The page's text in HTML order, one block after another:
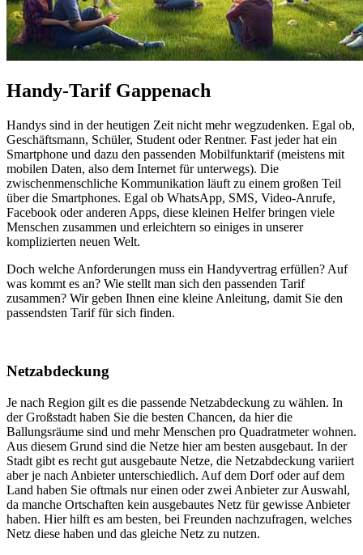
Handy-Tarif Gappenach
Handys sind in der heutigen Zeit nicht mehr wegzudenken. Egal ob,
Geschäftsmann, Schüler, Student oder Rentner. Fast jeder hat ein
Smartphone und dazu den passenden Mobilfunktarif (meistens mit
mobilen Daten, also dem Internet für unterwegs). Die
zwischenmenschliche Kommunikation läuft zu einem großen Teil
über die Smartphones. Egal ob WhatsApp, SMS, Video-Anrufe,
Facebook oder anderen Apps, diese kleinen Helfer bringen viele
Menschen zusammen und erleichtern so einiges in unserer
komplizierten neuen Welt.
Doch welche Anforderungen muss ein Handyvertrag erfüllen? Auf
was kommt es an? Wie stellt man sich den passenden Tarif
zusammen? Wir geben Ihnen eine kleine Anleitung, damit Sie den
passendsten Tarif für sich finden.
Netzabdeckung
Je nach Region gilt es die passende Netzabdeckung zu wählen. In
der Großstadt haben Sie die besten Chancen, da hier die
Ballungsräume sind und mehr Menschen pro Quadratmeter wohnen.
Aus diesem Grund sind die Netze hier am besten ausgebaut. In der
Stadt gibt es recht gut ausgebaute Netze, die Netzabdeckung variiert
aber je nach Anbieter unterschiedlich. Auf dem Dorf oder auf dem
Land haben Sie oftmals nur einen oder zwei Anbieter zur Auswahl,
da manche Ortschaften kein ausgebautes Netz für gewisse Anbieter
haben. Hier hilft es am besten, bei Freunden nachzufragen, welches
Netz diese haben und das gleiche Netz zu nutzen.